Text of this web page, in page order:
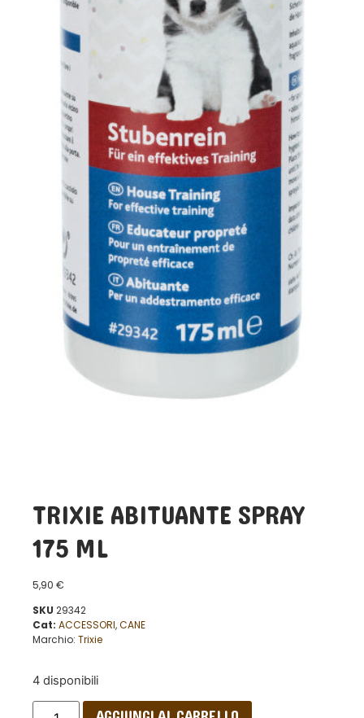
TRIXIE ABITUANTE SPRAY
175 ML
5,90 €
SKU 29342
Cat: ACCESSORI,CANE
Marchio: Trixie
4 disponibili